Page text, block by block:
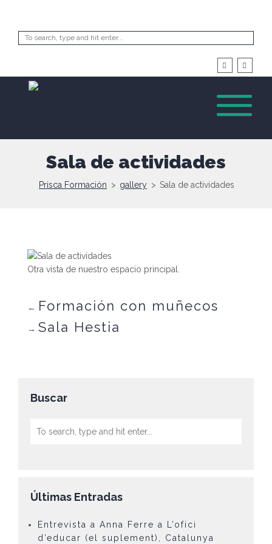
Sala de actividades
Prisca Formación > gallery > Sala de actividades
Otra vista de nuestro espacio principal.
← Formación con muñecos
→ Sala Hestia
Buscar
Últimas Entradas
Entrevista a Anna Ferre a L’ofici
d’educar (el suplement), Catalunya